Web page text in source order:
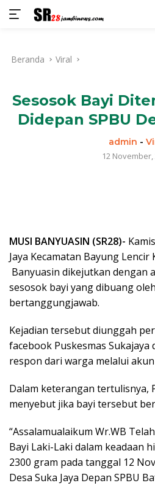
kontenBeranda Viral
Sesosok Bayi
Didepan SPBU
admin -
12 November,
MUSI BANYUASIN (SR28)-
Jaya Kecamatan Bayung
Banyuasin dikejutkan dengan
sesosok bayi yang dibuang
bertanggungjawab.
Kejadian tersebut diunggah
facebook Puskesmas
respon dari warga melalui
Dalam keterangan tertulisnya,
menyebut jika bayi tersebut
“Assalamualaikum Wr.WB
Bayi Laki-Laki dalam keadaan
2300 gram pada tanggal 12
Desa Suka Jaya Depan SPBU